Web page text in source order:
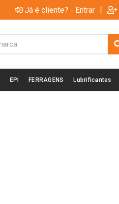
Já é cliente? - Entrar |
EPI FERRAGENS Lubrificantes